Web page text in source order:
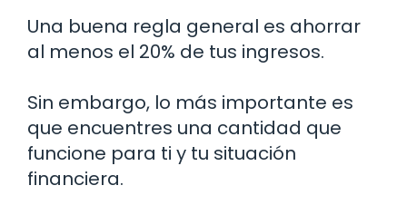
Una buena regla general es ahorrar
al menos el 20% de tus ingresos.
Sin embargo, lo más importante es
que encuentres una cantidad que
funcione para ti y tu situación
financiera.